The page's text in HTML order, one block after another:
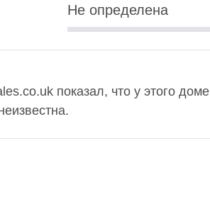
Не определена
показал, что у этого